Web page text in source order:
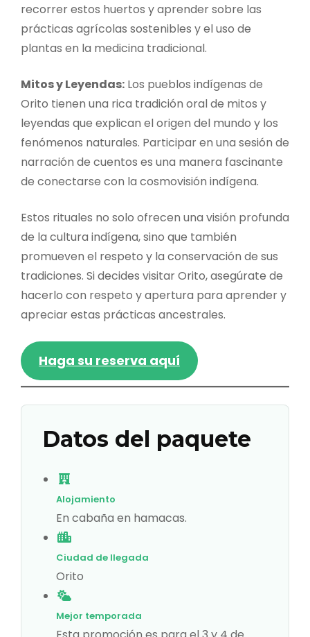
recorrer estos huertos y aprender sobre las
prácticas agrícolas sostenibles y el uso de
plantas en la medicina tradicional.
Mitos y Leyendas: Los pueblos indígenas de
Orito tienen una rica tradición oral de mitos y
leyendas que explican el origen del mundo y los
fenómenos naturales. Participar en una sesión de
narración de cuentos es una manera fascinante
de conectarse con la cosmovisión indígena.
Estos rituales no solo ofrecen una visión profunda
de la cultura indígena, sino que también
promueven el respeto y la conservación de sus
tradiciones. Si decides visitar Orito, asegúrate de
hacerlo con respeto y apertura para aprender y
apreciar estas prácticas ancestrales.
Haga su reserva aquí
Datos del paquete
Alojamiento
En cabaña en hamacas.
Ciudad de llegada
Orito
Mejor temporada